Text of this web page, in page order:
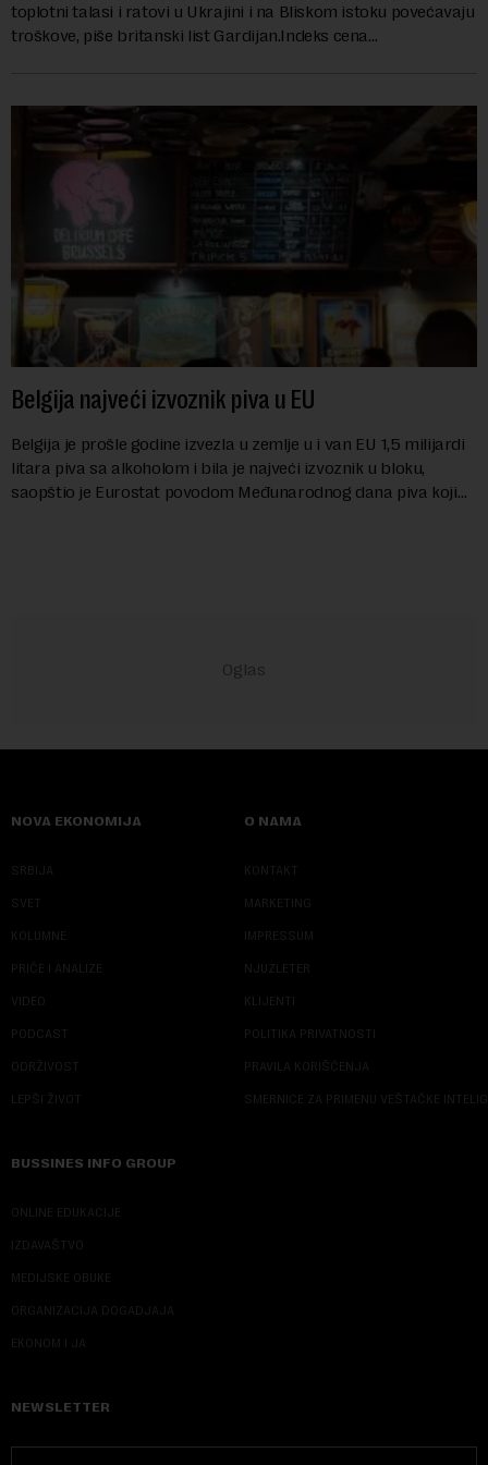
toplotni talasi i ratovi u Ukrajini i na Bliskom istoku povećavaju
troškove, piše britanski list Gardijan.Indeks cena
Belgija najveći izvoznik piva u EU
Belgija je prošle godine izvezla u zemlje u i van EU 1,5 milijardi
litara piva sa alkoholom i bila je najveći izvoznik u bloku,
saopštio je Eurostat povodom Međunarodnog dana piva koji
NOVA EKONOMIJA
SRBIJA
SVET
KOLUMNE
PRIČE I ANALIZE
VIDEO
PODCAST
ODRŽIVOST
LEPŠI ŽIVOT
O NAMA
KONTAKT
MARKETING
IMPRESSUM
NJUZLETER
KLIJENTI
POLITIKA PRIVATNOSTI
PRAVILA KORIŠĆENJA
SMERNICE ZA PRIMENU VEŠTAČKE
BUSSINES INFO GROUP
ONLINE EDUKACIJE
IZDAVAŠTVO
MEDIJSKE OBUKE
ORGANIZACIJA DOGADJAJA
EKONOM I JA
NEWSLETTER